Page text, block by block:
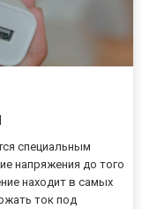
специальным
напряжения до того
находит в самых
ток под